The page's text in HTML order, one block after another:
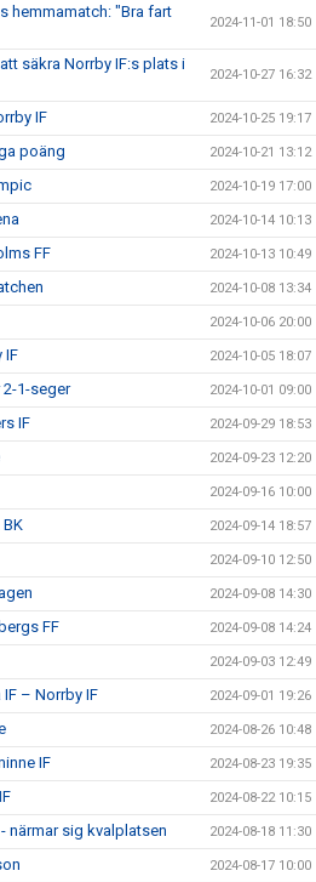
hemmamatch: "Bra fart
2024-11-01 18:50
säkra Norrby IF:s plats i
2024-10-27 16:32
IF 2024-10-25 19:17
poäng 2024-10-21 13:12
2024-10-19 17:00
2024-10-14 10:13
FF 2024-10-13 10:49
2024-10-08 13:34
2024-10-06 20:00
IF 2024-10-05 18:07
1-seger 2024-10-01 09:00
IF 2024-09-29 18:53
2024-09-23 12:20
2024-09-16 10:00
2024-09-14 18:57
2024-09-10 12:50
2024-09-08 14:30
FF 2024-09-08 14:24
2024-09-03 12:49
– Norrby IF 2024-09-01 19:26
2024-08-26 10:48
IF 2024-08-23 19:35
2024-08-22 10:15
närmar sig kvalplatsen 2024-08-18 11:30
2024-08-17 10:00